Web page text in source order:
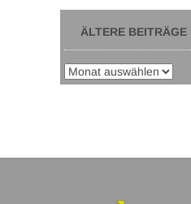
ÄLTERE BEITRÄGE